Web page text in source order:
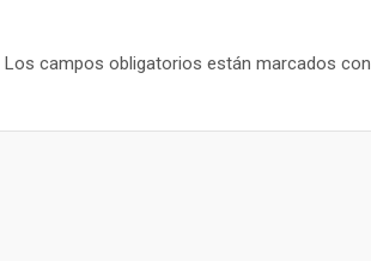
Los campos obligatorios están marcados con